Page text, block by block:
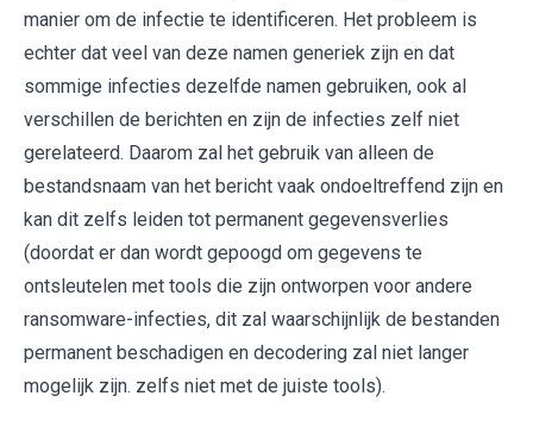
manier om de infectie te identificeren. Het probleem is
echter dat veel van deze namen generiek zijn en dat
sommige infecties dezelfde namen gebruiken, ook al
verschillen de berichten en zijn de infecties zelf niet
gerelateerd. Daarom zal het gebruik van alleen de
bestandsnaam van het bericht vaak ondoeltreffend zijn en
kan dit zelfs leiden tot permanent gegevensverlies
(doordat er dan wordt gepoogd om gegevens te
ontsleutelen met tools die zijn ontworpen voor andere
ransomware-infecties, dit zal waarschijnlijk de bestanden
permanent beschadigen en decodering zal niet langer
mogelijk zijn. zelfs niet met de juiste tools).